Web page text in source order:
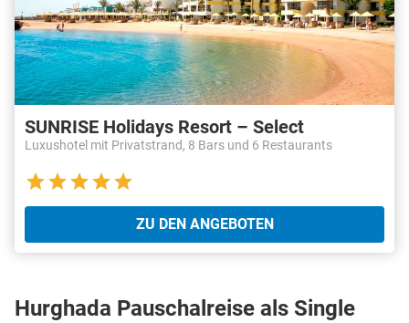
SUNRISE Holidays Resort – Select
Luxushotel mit Privatstrand, 8 Bars und 6 Restaurants
ZU DEN ANGEBOTEN
Hurghada Pauschalreise als Single